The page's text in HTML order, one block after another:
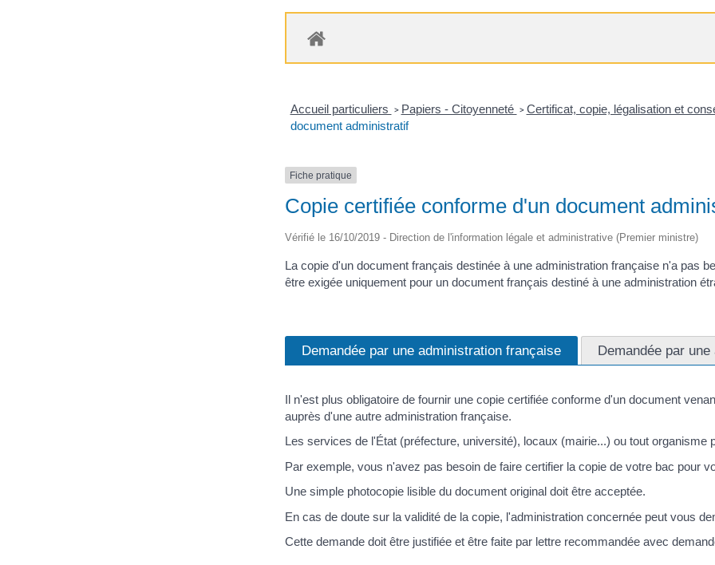
Accueil particuliers > Papiers - Citoyenneté > Certificat, copie, légalisation et
document administratif
Fiche pratique
Copie certifiée conforme d'un document
Vérifié le 16/10/2019 - Direction de l'information légale et administrative (Premier ministre)
La copie d'un document français destinée à une administration française n'a pas
être exigée uniquement pour un document français destiné à une administration
Demandée par une administration française Demandée par
Il n'est plus obligatoire de fournir une copie certifiée conforme d'un document
auprès d'une autre administration française.
Les services de l'État (préfecture, université), locaux (mairie...) ou tout
Par exemple, vous n'avez pas besoin de faire certifier la copie de votre bac pour
Une simple photocopie lisible du document original doit être acceptée.
En cas de doute sur la validité de la copie, l'administration concernée peut vous
Cette demande doit être justifiée et être faite par lettre recommandée avec